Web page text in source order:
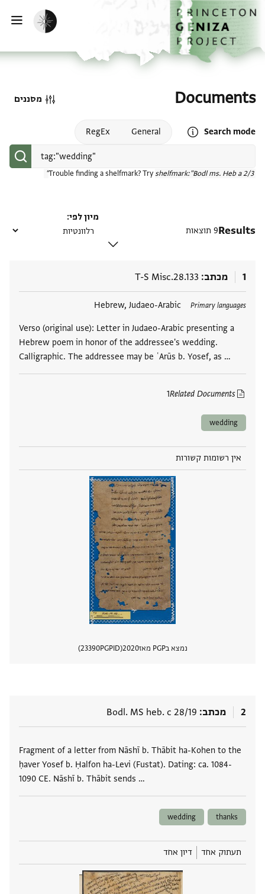
דילוג לתוכן
דף הבית
הפעלת מצב כהה
Documents
Search mode
Open search mode help
General
RegEx
Trouble finding a shelfmark? Try shelfmark:"Bodl ms. Heb a 2/3"
מסננים
Results9 תוצאות
מיון לפי
1 מכתב T-S Misc.28.133
Primary languages
Hebrew, Judaeo-Arabic
Verso (original use): Letter in Judaeo-Arabic presenting a
Hebrew poem in honor of the addressee's wedding.
Calligraphic. The addressee may be ʿArūs b. Yosef, as …
Related Documents
1
תגים
wedding
אין רשומות קשורות
נמצא בPGP מאז 2020
PGPID
23390
2 מכתב Bodl. MS heb. c 28/19
Fragment of a letter from Nāshī b. Thābit ha-Kohen to the
ḥaver Yosef b. Ḥalfon ha-Levi (Fustat). Dating: ca. 1084-
1090 CE. Nāshī b. Thābit sends …
thanks
wedding
תעתוק אחד דיון אחד